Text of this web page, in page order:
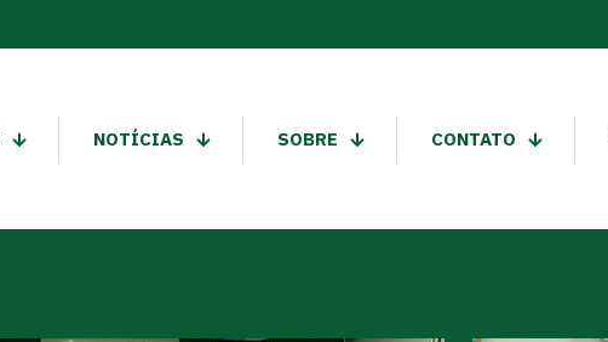
NOTÍCIAS SOBRE CONTATO